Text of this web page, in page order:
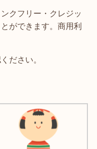
クフリー・クレジッ
ができます。商用利
ださい。